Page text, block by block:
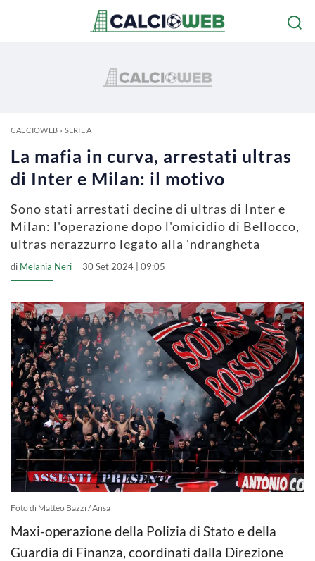
CALCIOWEB» SERIE A
La mafia in curva, arrestati ultras
di Inter e Milan: il motivo
Sono stati arrestati decine di ultras di Inter e
Milan: l'operazione dopo l'omicidio di Bellocco,
ultras nerazzurro legato alla 'ndrangheta
di Melania Neri 30 Set 2024 | 09:05
Foto di Matteo Bazzi / Ansa
Maxi-operazione della Polizia di Stato e della
Guardia di Finanza, coordinati dalla Direzione